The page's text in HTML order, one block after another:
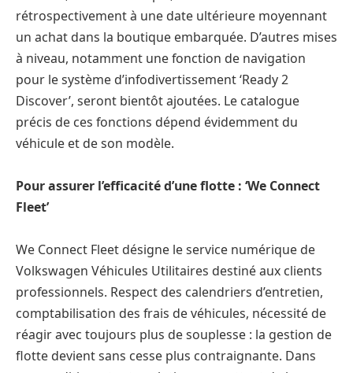
rétrospectivement à une date ultérieure moyennant
un achat dans la boutique embarquée. D’autres mises
à niveau, notamment une fonction de navigation
pour le système d’infodivertissement ‘Ready 2
Discover’, seront bientôt ajoutées. Le catalogue
précis de ces fonctions dépend évidemment du
véhicule et de son modèle.
Pour assurer l’efficacité d’une flotte : ‘We Connect
Fleet’
We Connect Fleet désigne le service numérique de
Volkswagen Véhicules Utilitaires destiné aux clients
professionnels. Respect des calendriers d’entretien,
comptabilisation des frais de véhicules, nécessité de
réagir avec toujours plus de souplesse : la gestion de
flotte devient sans cesse plus contraignante. Dans